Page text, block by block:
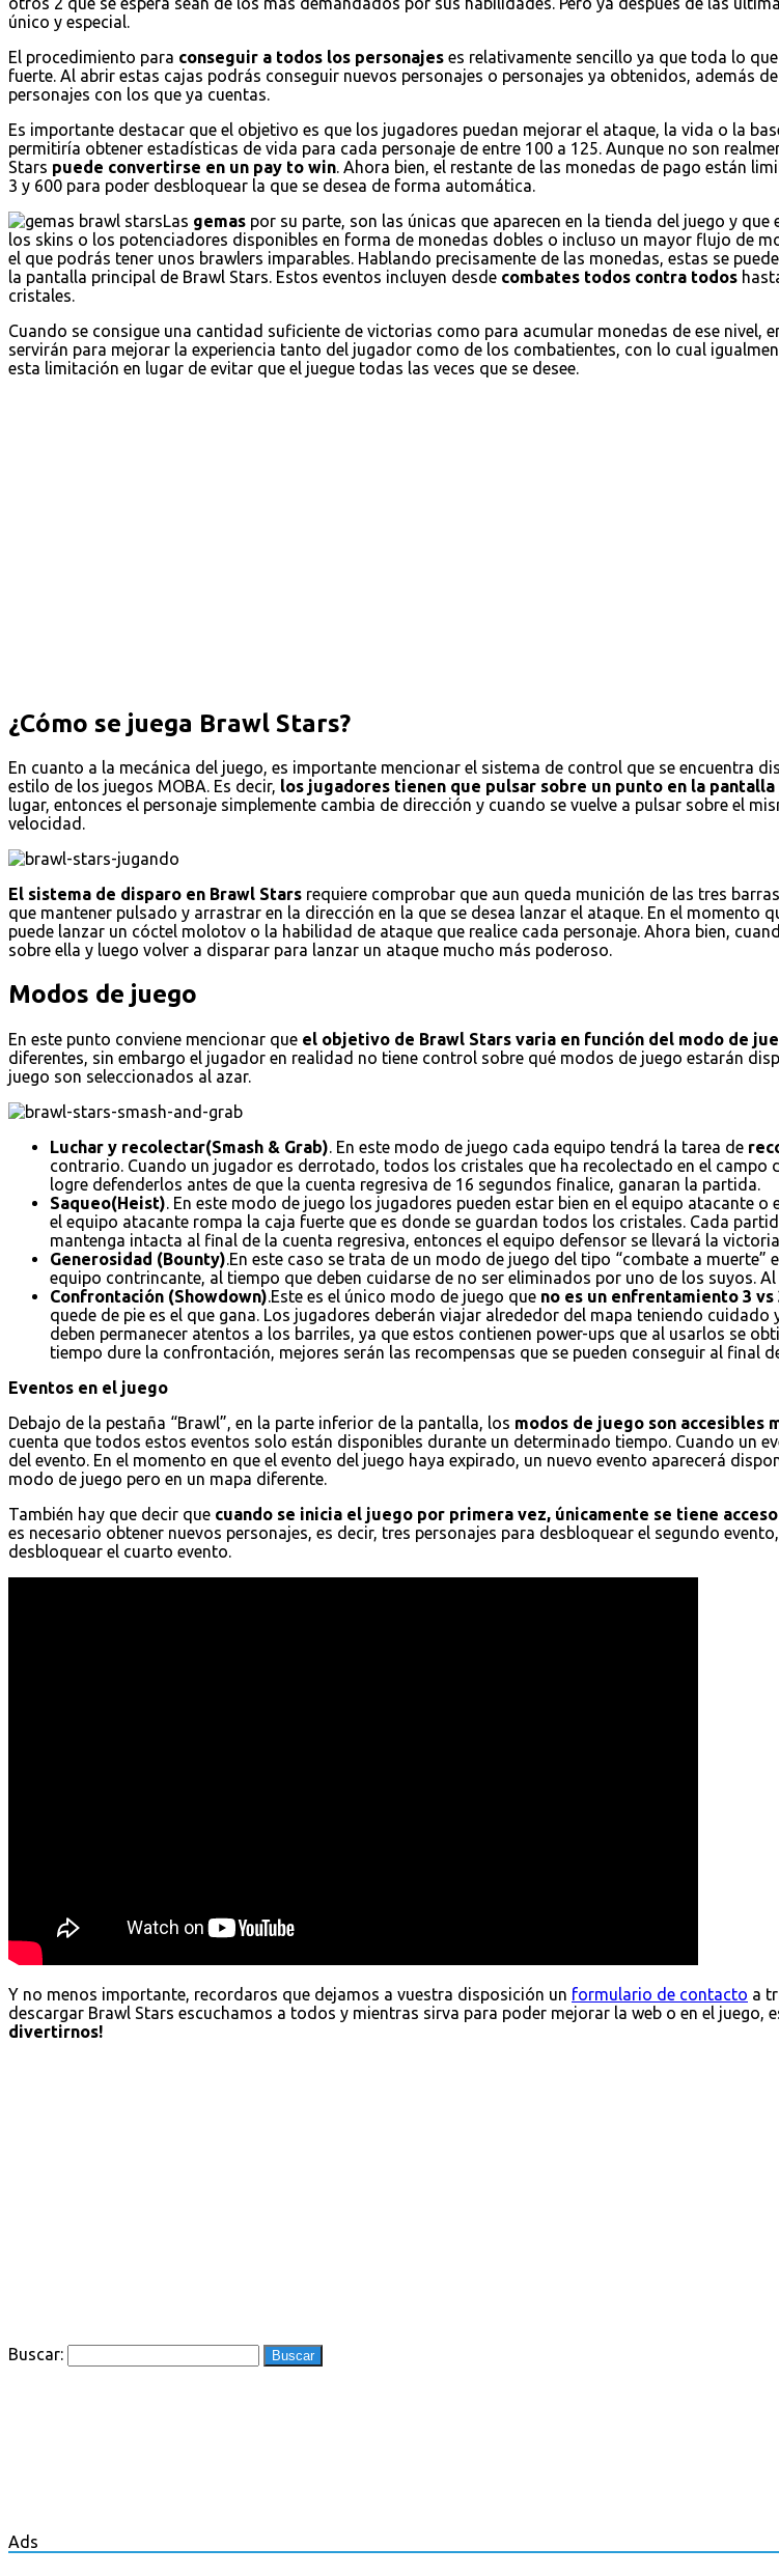
único y especial.
El procedimiento para conseguir a todos los personajes es relativamente sencillo ya que toda lo
fuerte. Al abrir estas cajas podrás conseguir nuevos personajes o personajes ya obtenidos, además
personajes con los que ya cuentas.
Es importante destacar que el objetivo es que los jugadores puedan mejorar el ataque, la vida o la
permitiría obtener estadísticas de vida para cada personaje de entre 100 a 125. Aunque no son
Stars puede convertirse en un pay to win . Ahora bien, el restante de las monedas de pago están
3 y 600 para poder desbloquear la que se desea de forma automática.
Las gemas por su parte, son las únicas que aparecen en la tienda del juego y que
los skins o los potenciadores disponibles en forma de monedas dobles o incluso un mayor flujo de
el que podrás tener unos brawlers imparables. Hablando precisamente de las monedas, estas se
la pantalla principal de Brawl Stars. Estos eventos incluyen desde combates todos contra todos
cristales.
Cuando se consigue una cantidad suficiente de victorias como para acumular monedas de ese
servirán para mejorar la experiencia tanto del jugador como de los combatientes, con lo cual
esta limitación en lugar de evitar que el juegue todas las veces que se desee.
¿Cómo se juega Brawl Stars?
En cuanto a la mecánica del juego, es importante mencionar el sistema de control que se encuentra
estilo de los juegos MOBA. Es decir, los jugadores tienen que pulsar sobre un punto en la
lugar, entonces el personaje simplemente cambia de dirección y cuando se vuelve a pulsar sobre el
velocidad.
El sistema de disparo en Brawl Stars requiere comprobar que aun queda munición de las tres
que mantener pulsado y arrastrar en la dirección en la que se desea lanzar el ataque. En el momento
puede lanzar un cóctel molotov o la habilidad de ataque que realice cada personaje. Ahora bien,
sobre ella y luego volver a disparar para lanzar un ataque mucho más poderoso.
Modos de juego
En este punto conviene mencionar que el objetivo de Brawl Stars varia en función del modo de
diferentes, sin embargo el jugador en realidad no tiene control sobre qué modos de juego estarán
juego son seleccionados al azar.
Luchar y recolectar(Smash & Grab). En este modo de juego cada equipo tendrá la tarea de
contrario. Cuando un jugador es derrotado, todos los cristales que ha recolectado en el campo
logre defenderlos antes de que la cuenta regresiva de 16 segundos finalice, ganaran la partida.
Saqueo(Heist). En este modo de juego los jugadores pueden estar bien en el equipo atacante
el equipo atacante rompa la caja fuerte que es donde se guardan todos los cristales. Cada
mantenga intacta al final de la cuenta regresiva, entonces el equipo defensor se llevará la
Generosidad (Bounty).En este caso se trata de un modo de juego del tipo “combate a
equipo contrincante, al tiempo que deben cuidarse de no ser eliminados por uno de los suyos.
Confrontación (Showdown).Este es el único modo de juego que no es un enfrentamiento 3 vs
quede de pie es el que gana. Los jugadores deberán viajar alrededor del mapa teniendo
deben permanecer atentos a los barriles, ya que estos contienen power-ups que al usarlos se
tiempo dure la confrontación, mejores serán las recompensas que se pueden conseguir al final
Eventos en el juego
Debajo de la pestaña “Brawl”, en la parte inferior de la pantalla, los modos de juego son accesibles
cuenta que todos estos eventos solo están disponibles durante un determinado tiempo. Cuando un
del evento. En el momento en que el evento del juego haya expirado, un nuevo evento aparecerá
modo de juego pero en un mapa diferente.
También hay que decir que cuando se inicia el juego por primera vez, únicamente se tiene
es necesario obtener nuevos personajes, es decir, tres personajes para desbloquear el segundo
desbloquear el cuarto evento.
Y no menos importante, recordaros que dejamos a vuestra disposición un formulario de contacto a
descargar Brawl Stars escuchamos a todos y mientras sirva para poder mejorar la web o en el juego,
divertirnos!
Buscar:
Ads